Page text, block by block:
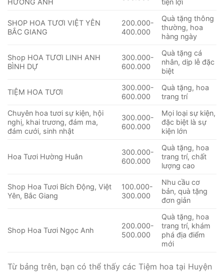
SHOP HOA TƯƠI VIỆT YÊN
BẮC GIANG
200.000-
400.000
Quà tặng thông
thường, hoa
hàng ngày
Shop HOA TƯƠI LINH ANH
BÌNH DỰ
300.000-
600.000
Quà tặng cá
nhân, dịp lễ đặc
biệt
TIỆM HOA TƯƠI
300.000-
600.000
Quà tặng, hoa
trang trí
Chuyên hoa tươi sự kiện, hội
nghị, khai trương, đám ma,
đám cưới, sinh nhật
300.000-
600.000
Mọi loại sự kiện,
đặc biệt là sự
kiện lớn
Hoa Tươi Hường Huân
300.000-
600.000
Quà tặng, hoa
trang trí, chất
lượng cao
Shop Hoa Tươi Bích Động, Việt
Yên, Bắc Giang
100.000-
300.000
Nhu cầu cơ
bản, quà tặng
đơn giản
Shop Hoa Tươi Ngọc Anh
200.000-
500.000
Quà tặng, hoa
trang trí, khám
phá địa điểm
mới
Từ bảng trên, bạn có thể thấy các Tiệm hoa tại Huyện